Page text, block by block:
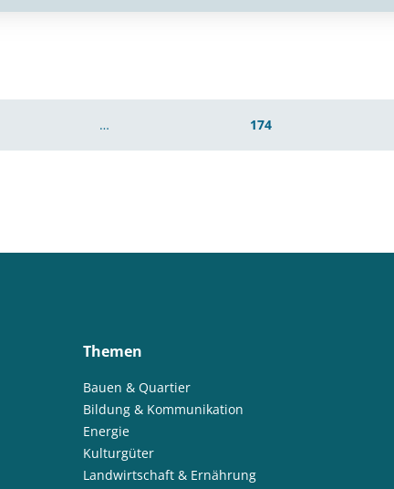
… 174
Themen
Bauen & Quartier
Bildung & Kommunikation
Energie
Kulturgüter
Landwirtschaft & Ernährung